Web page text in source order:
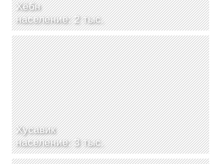
Хёбн
население: 2 тыс.
Хусавик
население: 3 тыс.